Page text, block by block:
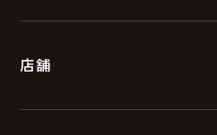
（５）個人情報の取扱
取得した個人情報の取扱いの
店舗